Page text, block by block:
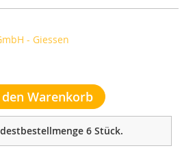
- Giessen
Warenkorb
6 Stück.